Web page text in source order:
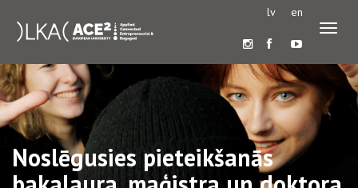
lv en
Noslēgusies pieteikšanās